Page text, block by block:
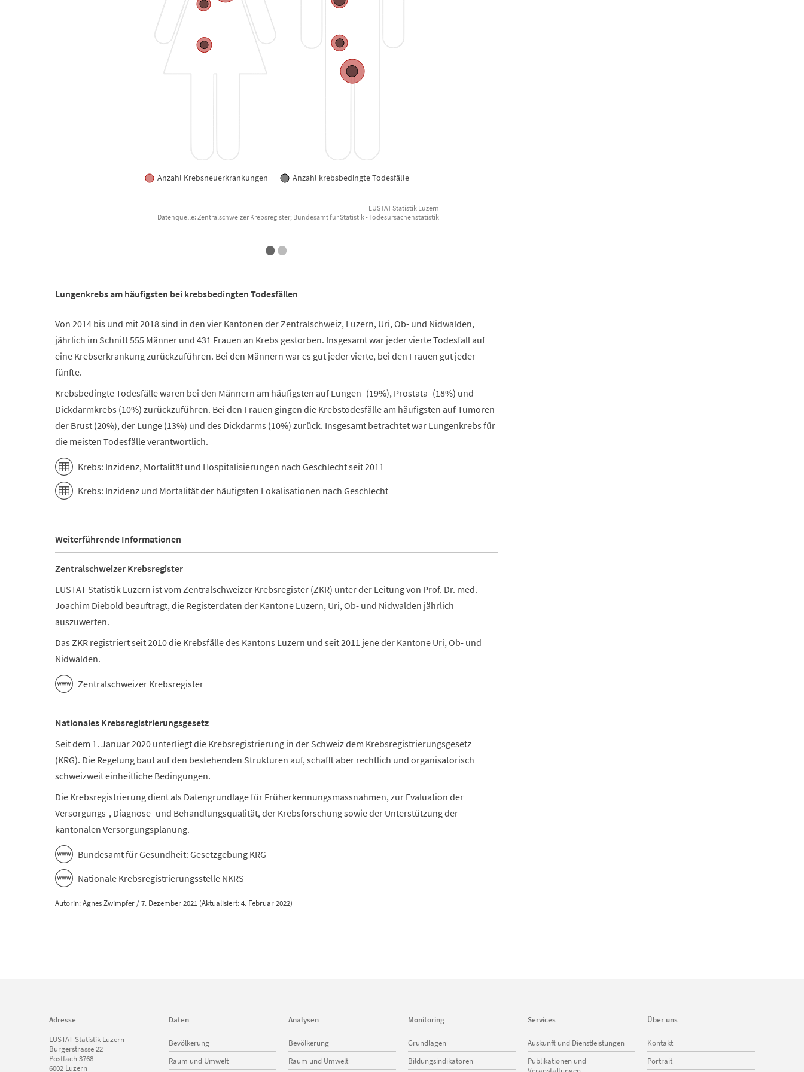
Anzahl Krebsneuerkrankungen Anzahl krebsbedingte Todesfälle
LUSTAT Statistik Luzern
Datenquelle: Zentralschweizer Krebsregister; Bundesamt für Statistik - Todesursachenstatistik
••
Lungenkrebs am häufigsten bei krebsbedingten Todesfällen
Von 2014 bis und mit 2018 sind in den vier Kantonen der Zentralschweiz, Luzern, Uri, Ob- und Nidwalden,
jährlich im Schnitt 555 Männer und 431 Frauen an Krebs gestorben. Insgesamt war jeder vierte Todesfall auf
eine Krebserkrankung zurückzuführen. Bei den Männern war es gut jeder vierte, bei den Frauen gut jeder
fünfte.
Krebsbedingte Todesfälle waren bei den Männern am häufigsten auf Lungen- (19%), Prostata- (18%) und
Dickdarmkrebs (10%) zurückzuführen. Bei den Frauen gingen die Krebstodesfälle am häufigsten auf Tumoren
der Brust (20%), der Lunge (13%) und des Dickdarms (10%) zurück. Insgesamt betrachtet war Lungenkrebs für
die meisten Todesfälle verantwortlich.
Krebs: Inzidenz, Mortalität und Hospitalisierungen nach Geschlecht seit 2011
Krebs: Inzidenz und Mortalität der häufigsten Lokalisationen nach Geschlecht
Weiterführende Informationen
Zentralschweizer Krebsregister
LUSTAT Statistik Luzern ist vom Zentralschweizer Krebsregister (ZKR) unter der Leitung von Prof. Dr. med.
Joachim Diebold beauftragt, die Registerdaten der Kantone Luzern, Uri, Ob- und Nidwalden jährlich
auszuwerten.
Das ZKR registriert seit 2010 die Krebsfälle des Kantons Luzern und seit 2011 jene der Kantone Uri, Ob- und
Nidwalden.
Zentralschweizer Krebsregister
Nationales Krebsregistrierungsgesetz
Seit dem 1. Januar 2020 unterliegt die Krebsregistrierung in der Schweiz dem Krebsregistrierungsgesetz
(KRG). Die Regelung baut auf den bestehenden Strukturen auf, schafft aber rechtlich und organisatorisch
schweizweit einheitliche Bedingungen.
Die Krebsregistrierung dient als Datengrundlage für Früherkennungsmassnahmen, zur Evaluation der
Versorgungs-, Diagnose- und Behandlungsqualität, der Krebsforschung sowie der Unterstützung der
kantonalen Versorgungsplanung.
Bundesamt für Gesundheit: Gesetzgebung KRG
Nationale Krebsregistrierungsstelle NKRS
Autorin: Agnes Zwimpfer / 7. Dezember 2021 (Aktualisiert: 4. Februar 2022)
Adresse
LUSTAT Statistik Luzern
Burgerstrasse 22
Postfach 3768
6002 Luzern
Daten
Navigation
überspringen
Bevölkerung
Raum und Umwelt
Analysen
Navigation
überspringen
Bevölkerung
Raum und Umwelt
Monitoring
Navigation
überspringen
Grundlagen
Bildungsindikatoren
Services
Navigation
überspringen
Auskunft und Dienstleistungen
Publikationen und
Veranstaltungen
Über uns
Navigation
überspringen
Kontakt
Portrait